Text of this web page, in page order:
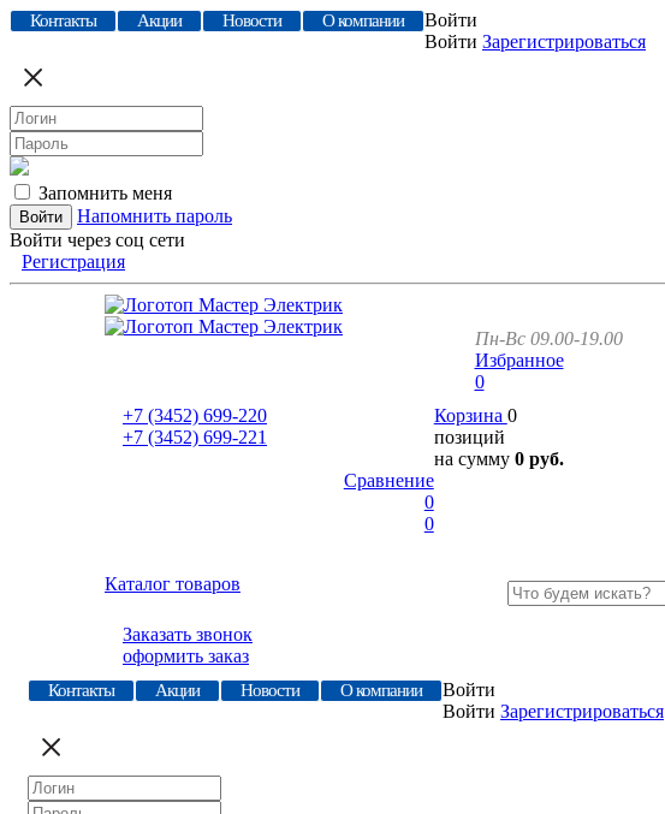
Контакты Акции Новости О компании
Войти
Войти Зарегистрироваться
Запомнить меня
Напомнить пароль
Войти через соц сети
Регистрация
Пн-Вс 09.00-19.00
Избранное
0
+7 (3452) 699-220
+7 (3452) 699-221
Корзина 0
позиций
на сумму 0 руб.
Сравнение
0
0
Каталог товаров
Заказать звонок
оформить заказ
Контакты Акции Новости О компании
Войти
Войти Зарегистрироваться